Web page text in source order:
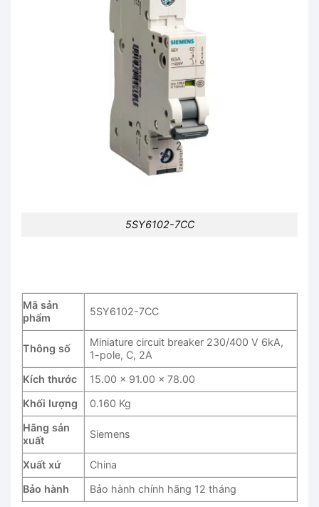
5SY6102-7CC
Mã sản
phẩm
5SY6102-7CC
Thông số
Miniature circuit breaker 230/400 V 6kA,
1-pole, C, 2A
Kích thước
15.00 x 91.00 x 78.00
Khối lượng
0.160 Kg
Hãng sản
xuất
Siemens
Xuất xứ
China
Bảo hành
Bảo hành chính hãng 12 tháng